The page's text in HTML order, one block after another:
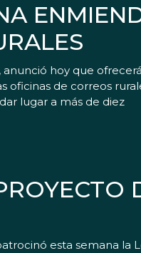
anunció hoy que
oficinas de correos
lugar a más de diez
esta semana